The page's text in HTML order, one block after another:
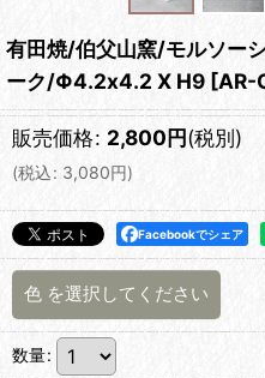
有田焼/伯父山窯/モルソー
ーク/Φ4.2x4.2 X H9 [AR-
販売価格: 2,800円(税別)
(税込: 3,080円)
Facebookでシェア
色 を選択してください
数量: